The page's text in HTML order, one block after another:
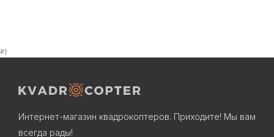
#}
Интернет-магазин квадрокоптеров. Приходите! Мы вам
всегда рады!